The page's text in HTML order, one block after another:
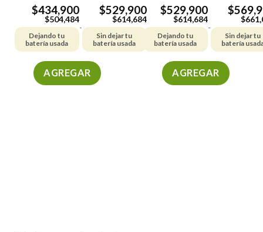
producto
producto
$434,900
$504,484
Dejando tu
batería usada
-
$529,900
$614,684
Sin dejar tu
batería usada
AGREGAR
$529,900
$614,684
Dejando tu
batería usada
-
$
$
Sin dejar tu
batería
AGREGAR